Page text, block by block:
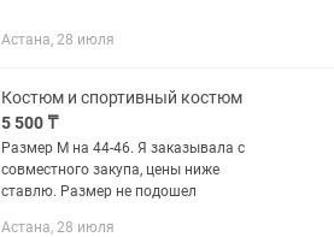
Астана, 28 июля
Костюм и спортивный костюм
5 500 ₸
Размер М на 44-46. Я заказывала с
совместного закупа, цены ниже
ставлю. Размер не подошел
Астана, 28 июля